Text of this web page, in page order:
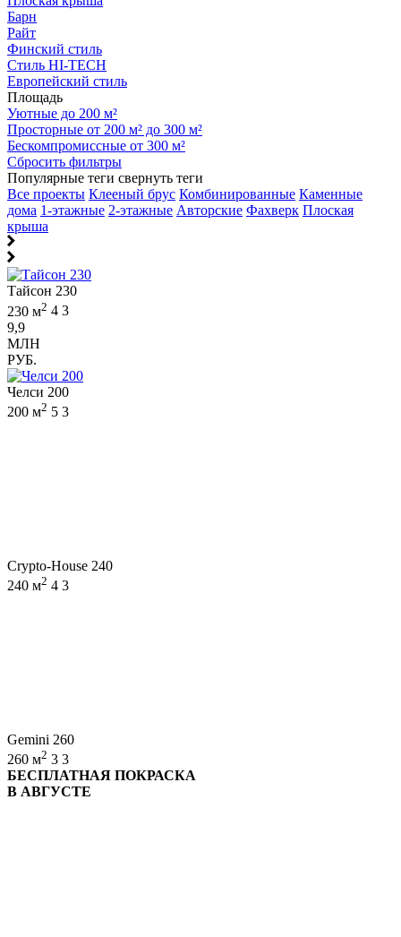
Барн
Райт
Финский стиль
Стиль HI-TECH
Европейский стиль
Площадь
Уютные до 200 м²
Просторные от 200 м² до 300 м²
Бескомпромиссные от 300 м²
Сбросить фильтры
Популярные теги свернуть теги
Все проекты Клееный брус Комбинированные Каменные
дома 1-этажные 2-этажные Авторские Фахверк Плоская
крыша
Тайсон 230
230 м2 4 3
9,9
МЛН
РУБ.
Челси 200
200 м2 5 3
Crypto-House 240
240 м2 4 3
Gemini 260
260 м2 3 3
БЕСПЛАТНАЯ ПОКРАСКА
В АВГУСТЕ